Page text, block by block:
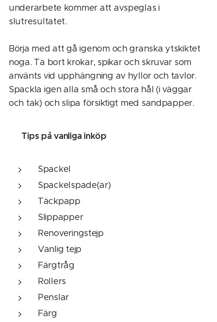
underarbete kommer att avspeglas i
slutresultatet.
Börja med att gå igenom och granska ytskiktet
noga. Ta bort krokar, spikar och skruvar som
använts vid upphängning av hyllor och tavlor.
Spackla igen alla små och stora hål (i väggar
och tak) och slipa försiktigt med sandpapper.
👉 Tips på vanliga inköp
Spackel
Spackelspade(ar)
Täckpapp
Slippapper
Renoveringstejp
Vanlig tejp
Färgtråg
Rollers
Penslar
Färg